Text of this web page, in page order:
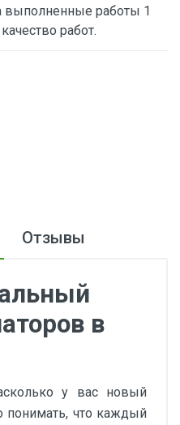
выполненные работы 1
работ.
Отзывы
в
у вас новый
понимать, что каждый